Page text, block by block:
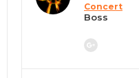
Concert
Boss